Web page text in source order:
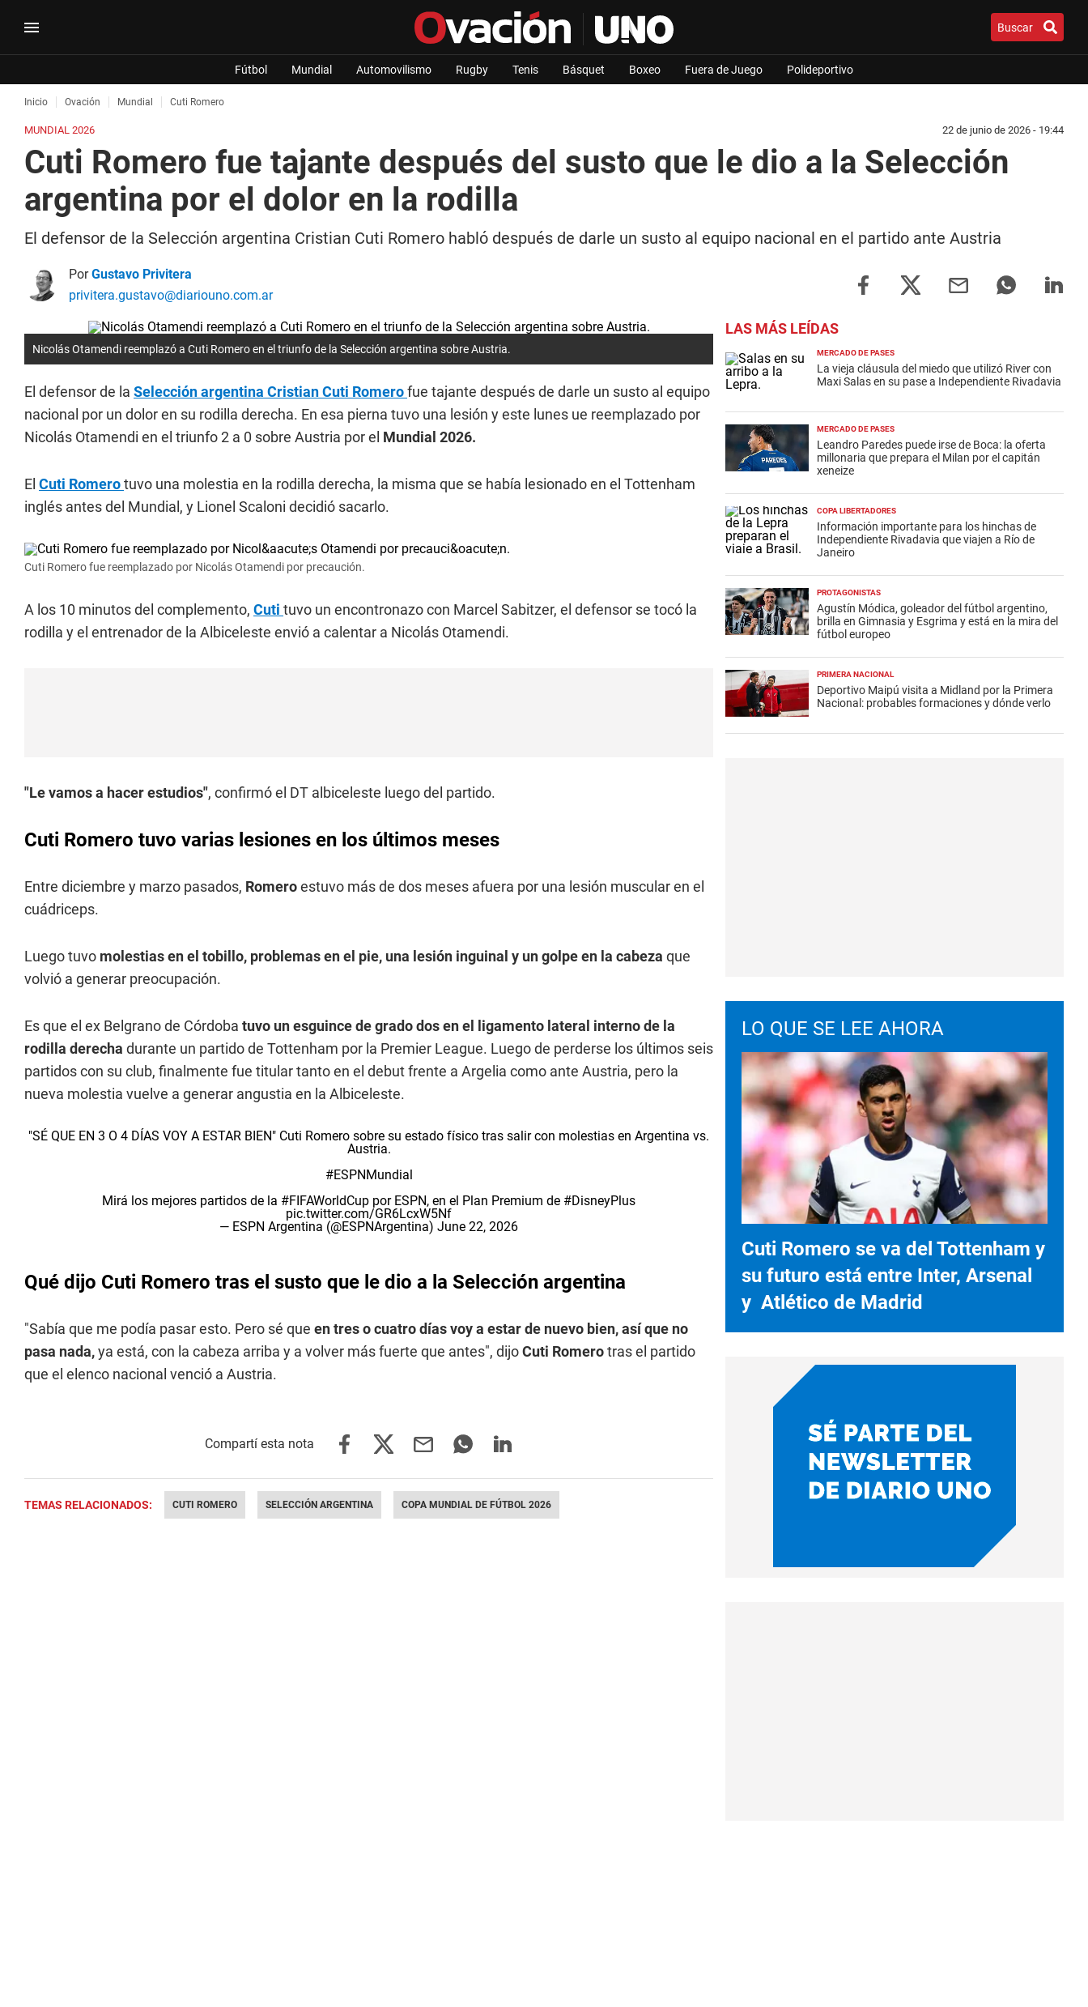
Buscar
Fútbol Mundial Automovilismo Rugby Tenis Básquet Boxeo Fuera de Juego Polideportivo
Inicio Ovación Mundial Cuti Romero
MUNDIAL 2026 22 de junio de 2026 - 19:44
Cuti Romero fue tajante después del susto que le dio a la Selección
argentina por el dolor en la rodilla
El defensor de la Selección argentina Cristian Cuti Romero habló después de darle un susto al equipo nacional en el partido ante Austria
PorGustavo Privitera
privitera.gustavo@diariouno.com.ar
Nicolás Otamendi reemplazó a Cuti Romero en el triunfo de la Selección argentina sobre Austria.
El defensor de la Selección argentina Cristian Cuti Romerofue tajante después de darle un susto al equipo
nacional por un dolor en su rodilla derecha. En esa pierna tuvo una lesión y este lunes ue reemplazado por
Nicolás Otamendi en el triunfo 2 a 0 sobre Austria por el Mundial 2026.
El Cuti Romerotuvo una molestia en la rodilla derecha, la misma que se había lesionado en el Tottenham
inglés antes del Mundial, y Lionel Scaloni decidió sacarlo.
Cuti Romero fue reemplazado por Nicolás Otamendi por precaución.
A los 10 minutos del complemento, Cuti tuvo un encontronazo con Marcel Sabitzer, el defensor se tocó la
rodilla y el entrenador de la Albiceleste envió a calentar a Nicolás Otamendi.
"Le vamos a hacer estudios", confirmó el DT albiceleste luego del partido.
Cuti Romero tuvo varias lesiones en los últimos meses
Entre diciembre y marzo pasados, Romeroestuvo más de dos meses afuera por una lesión muscular en el
cuádriceps.
Luego tuvo molestias en el tobillo, problemas en el pie, una lesión inguinal y un golpe en la cabeza que
volvió a generar preocupación.
Es que el ex Belgrano de Córdoba tuvo un esguince de grado dos en el ligamento lateral interno de la
rodilla derecha durante un partido de Tottenham por la Premier League. Luego de perderse los últimos seis
partidos con su club, finalmente fue titular tanto en el debut frente a Argelia como ante Austria, pero la
nueva molestia vuelve a generar angustia en la Albiceleste.
"SÉ QUE EN 3 O 4 DÍAS VOY A ESTAR BIEN" Cuti Romero sobre su estado físico tras salir con molestias en Argentina vs.
Austria.
#ESPNMundial
Mirá los mejores partidos de la #FIFAWorldCup por ESPN, en el Plan Premium de #DisneyPlus
pic.twitter.com/GR6LcxW5Nf
— ESPN Argentina (@ESPNArgentina) June 22, 2026
Qué dijo Cuti Romero tras el susto que le dio a la Selección argentina
"Sabía que me podía pasar esto. Pero sé que en tres o cuatro días voy a estar de nuevo bien, así que no
pasa nada,ya está, con la cabeza arriba y a volver más fuerte que antes", dijoCuti Romerotras el partido
que el elenco nacional venció a Austria.
TEMAS RELACIONADOS: CUTI ROMERO SELECCIÓN ARGENTINA COPA MUNDIAL DE FÚTBOL 2026
LAS MÁS LEÍDAS
MERCADO DE PASES
La vieja cláusula del miedo que utilizó River con
Maxi Salas en su pase a Independiente Rivadavia
MERCADO DE PASES
Leandro Paredes puede irse de Boca: la oferta
millonaria que prepara el Milan por el capitán
xeneize
COPA LIBERTADORES
Información importante para los hinchas de
Independiente Rivadavia que viajen a Río de
Janeiro
PROTAGONISTAS
Agustín Módica, goleador del fútbol argentino,
brilla en Gimnasia y Esgrima y está en la mira del
fútbol europeo
PRIMERA NACIONAL
Deportivo Maipú visita a Midland por la Primera
Nacional: probables formaciones y dónde verlo
LO QUE SE LEE AHORA
Cuti Romero se va del Tottenham y
su futuro está entre Inter, Arsenal
y Atlético de Madrid